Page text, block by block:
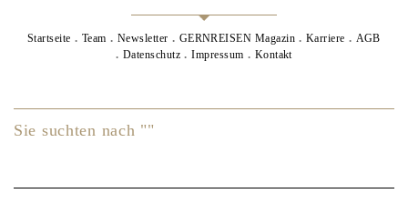
Startseite Team Newsletter GERNREISEN Magazin Karriere
AGB
Datenschutz
Impressum Kontakt
Sie suchten nach ""